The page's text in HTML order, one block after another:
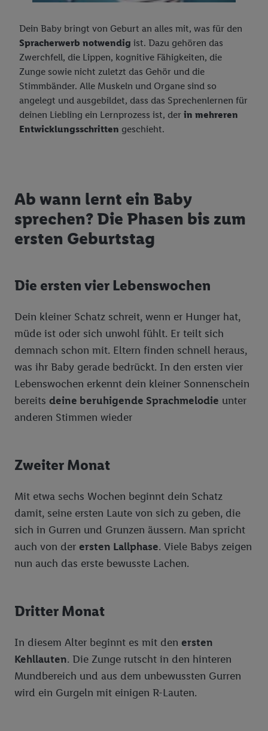
Dein Baby bringt von Geburt an alles mit, was für den
Spracherwerb notwendig ist. Dazu gehören das
Zwerchfell, die Lippen, kognitive Fähigkeiten, die
Zunge sowie nicht zuletzt das Gehör und die
Stimmbänder. Alle Muskeln und Organe sind so
angelegt und ausgebildet, dass das Sprechenlernen für
deinen Liebling ein Lernprozess ist, der in mehreren
Entwicklungsschritten geschieht.
Ab wann lernt ein Baby
sprechen? Die Phasen bis zum
ersten Geburtstag
Die ersten vier Lebenswochen
Dein kleiner Schatz schreit, wenn er Hunger hat,
müde ist oder sich unwohl fühlt. Er teilt sich
demnach schon mit. Eltern finden schnell heraus,
was ihr Baby gerade bedrückt. In den ersten vier
Lebenswochen erkennt dein kleiner Sonnenschein
bereits deine beruhigende Sprachmelodie unter
anderen Stimmen wieder
Zweiter Monat
Mit etwa sechs Wochen beginnt dein Schatz
damit, seine ersten Laute von sich zu geben, die
sich in Gurren und Grunzen äussern. Man spricht
auch von der ersten Lallphase. Viele Babys zeigen
nun auch das erste bewusste Lachen.
Dritter Monat
In diesem Alter beginnt es mit den ersten
Kehllauten. Die Zunge rutscht in den hinteren
Mundbereich und aus dem unbewussten Gurren
wird ein Gurgeln mit einigen R-Lauten.